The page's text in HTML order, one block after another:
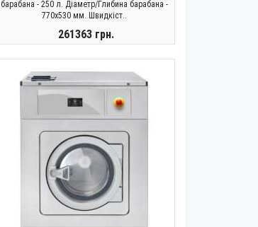
барабана - 250 л. Діаметр/Глибина барабана -
770х530 мм. Швидкіст..
261363 грн.